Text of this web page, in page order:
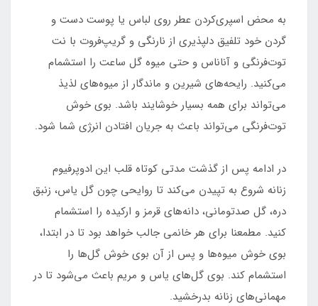
به محض اسپری‌کردن عطر روی لباس یا پوست دست و
گردن خود تلفیق دلپذیری از نارنگی و گریپ‌فروت با نت
توت‌فرنگی و آناناس و حتی میوه گل ساعت را استشمام
می‌کنید. رایحه‌های شیرین و ماندگار از میوه‌های لذیذ
می‌تواند برای همه بسیار خوشایند باشد. بوی خوش
توت‌فرنگی می‌تواند باعث به جریان‌ افتادن انرژی شما شود.
در ادامه پس از گذشت مدتی کوتاه قلب این ادوپرفیوم
زنانه شروع به تپیدن می‌کند تا روایحی چون گل یاس، زنبق
دره، گل صدتومانی، دانه‌های قرمز و ارکیده را استشمام
کنید. مطمعنا برای هر خانمی جالب خواهد بود تا در ابتدا،
بوی خوش میوه‌ها و پس از آن بوی خوش گل‌ها را
استشمام کند. بوی گل‌های یاس و مریم باعث می‌شود تا در
مهمانی‌های زنانه بدرخشید.